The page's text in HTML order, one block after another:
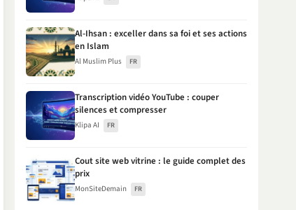
Al-Ihsan : exceller dans sa foi et ses actions
en Islam
Al Muslim Plus FR
Transcription vidéo YouTube : couper
silences et compresser
Klipa AI FR
Cout site web vitrine : le guide complet des
prix
MonSiteDemain FR